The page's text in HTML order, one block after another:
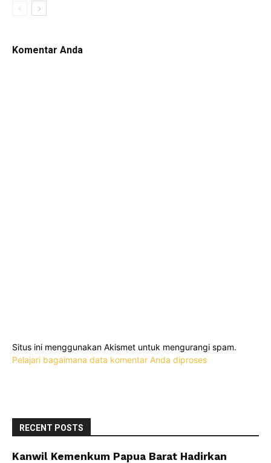
Komentar Anda
Situs ini menggunakan Akismet untuk mengurangi spam.
Pelajari bagaimana data komentar Anda diproses
RECENT POSTS
Kanwil Kemenkum Papua Barat Hadirkan